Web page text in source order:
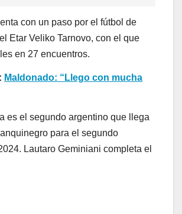
con un paso por el fútbol de
Etar Veliko Tarnovo, con el que
en 27 encuentros.
Maldonado: “Llego con mucha
es el segundo argentino que llega
para el segundo
Lautaro Geminiani completa el